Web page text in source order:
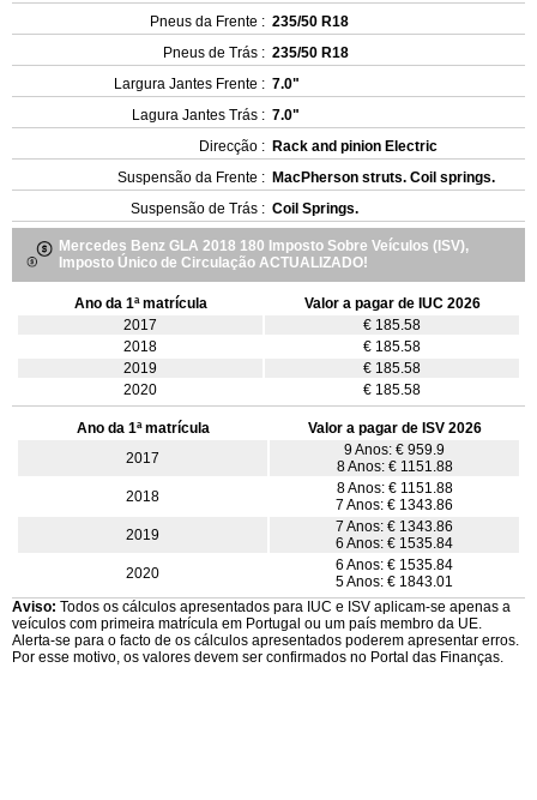
Pneus da Frente : 235/50 R18
Pneus de Trás : 235/50 R18
Largura Jantes Frente : 7.0"
Lagura Jantes Trás : 7.0"
Direcção : Rack and pinion Electric
Suspensão da Frente : MacPherson struts. Coil springs.
Suspensão de Trás : Coil Springs.
Mercedes Benz GLA 2018 180 Imposto Sobre Veículos (ISV),
Imposto Único de Circulação ACTUALIZADO!
Ano da 1ª matrícula
Valor a pagar de IUC 2026
2017
€ 185.58
2018
€ 185.58
2019
€ 185.58
2020
€ 185.58
Ano da 1ª matrícula
Valor a pagar de ISV 2026
2017
9 Anos: € 959.9
8 Anos: € 1151.88
2018
8 Anos: € 1151.88
7 Anos: € 1343.86
2019
7 Anos: € 1343.86
6 Anos: € 1535.84
2020
6 Anos: € 1535.84
5 Anos: € 1843.01
Aviso: Todos os cálculos apresentados para IUC e ISV aplicam-se apenas a
veículos com primeira matrícula em Portugal ou um país membro da UE.
Alerta-se para o facto de os cálculos apresentados poderem apresentar erros.
Por esse motivo, os valores devem ser confirmados no Portal das Finanças.